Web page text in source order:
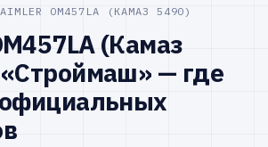
OM457LA (КАМАЗ 5490)
(Камаз
— где